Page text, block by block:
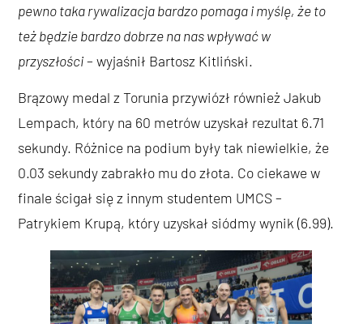
pewno taka rywalizacja bardzo pomaga i myślę, że to
też będzie bardzo dobrze na nas wpływać w
przyszłości– wyjaśnił Bartosz Kitliński.
Brązowy medal z Torunia przywiózł również Jakub
Lempach, który na 60 metrów uzyskał rezultat 6.71
sekundy. Różnice na podium były tak niewielkie, że
0.03 sekundy zabrakło mu do złota. Co ciekawe w
finale ścigał się z innym studentem UMCS –
Patrykiem Krupą, który uzyskał siódmy wynik (6.99).